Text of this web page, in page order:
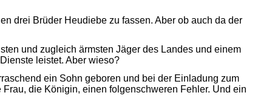
drei Brüder Heudiebe zu fassen. Aber ob auch da der
und zugleich ärmsten Jäger des Landes und einem
leistet. Aber wieso?
ein Sohn geboren und bei der Einladung zum
die Königin, einen folgenschweren Fehler. Und ein